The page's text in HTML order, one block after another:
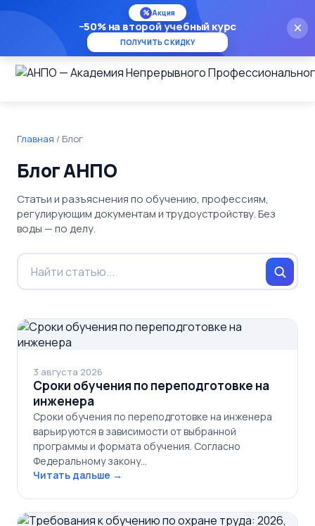
×
% Акция
−50% на второй учебный курс
ПОЛУЧИТЬ СКИДКУ
Главная / Блог
Блог АНПО
Статьи и разъяснения по обучению, профессиям,
регулирующим документам и трудоустройству. Без
воды — по делу.
3 августа 2026
Сроки обучения по переподготовке на
инженера
Сроки обучения по переподготовке на инженера
варьируются в зависимости от выбранной
программы и формата обучения. Согласно
Федеральному закону…
Читать дальше →